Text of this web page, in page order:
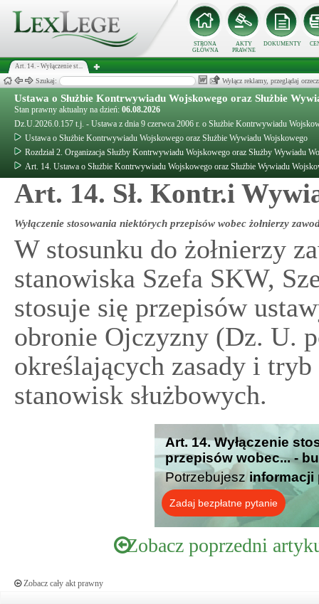
STRONA
GŁÓWNA
AKTY
PRAWNE
DOKUMENTY
Art. 14. - Wyłączenie st...
Szukaj: Wyłącz reklamy, przeglądaj
Ustawa o Służbie Kontrwywiadu Wojskowego oraz Służbie
Stan prawny aktualny na dzień: 06.08.2026
Dz.U.2026.0.157 t.j. - Ustawa z dnia 9 czerwca 2006 r. o Służbie Kontrwywiadu
Ustawa o Służbie Kontrwywiadu Wojskowego oraz Służbie Wywiadu Wojskowego
Rozdział 2. Organizacja Służby Kontrwywiadu Wojskowego oraz Służby Wywiadu
Art. 14. Ustawa o Służbie Kontrwywiadu Wojskowego oraz Służbie Wywiadu
Art. 14. Sł. Kontr.i
Wyłączenie stosowania niektórych przepisów wobec żołnierzy
W stosunku do żołnierzy
stanowiska Szefa SKW,
stosuje się przepisów
obronie Ojczyzny (Dz. U.
określających zasady i
stanowisk służbowych.
Art. 14. Wyłączenie
przepisów wobec... -
Potrzebujesz informacji
Zadaj bezpłatne pytanie
Zobacz poprzedni
Zobacz cały akt prawny